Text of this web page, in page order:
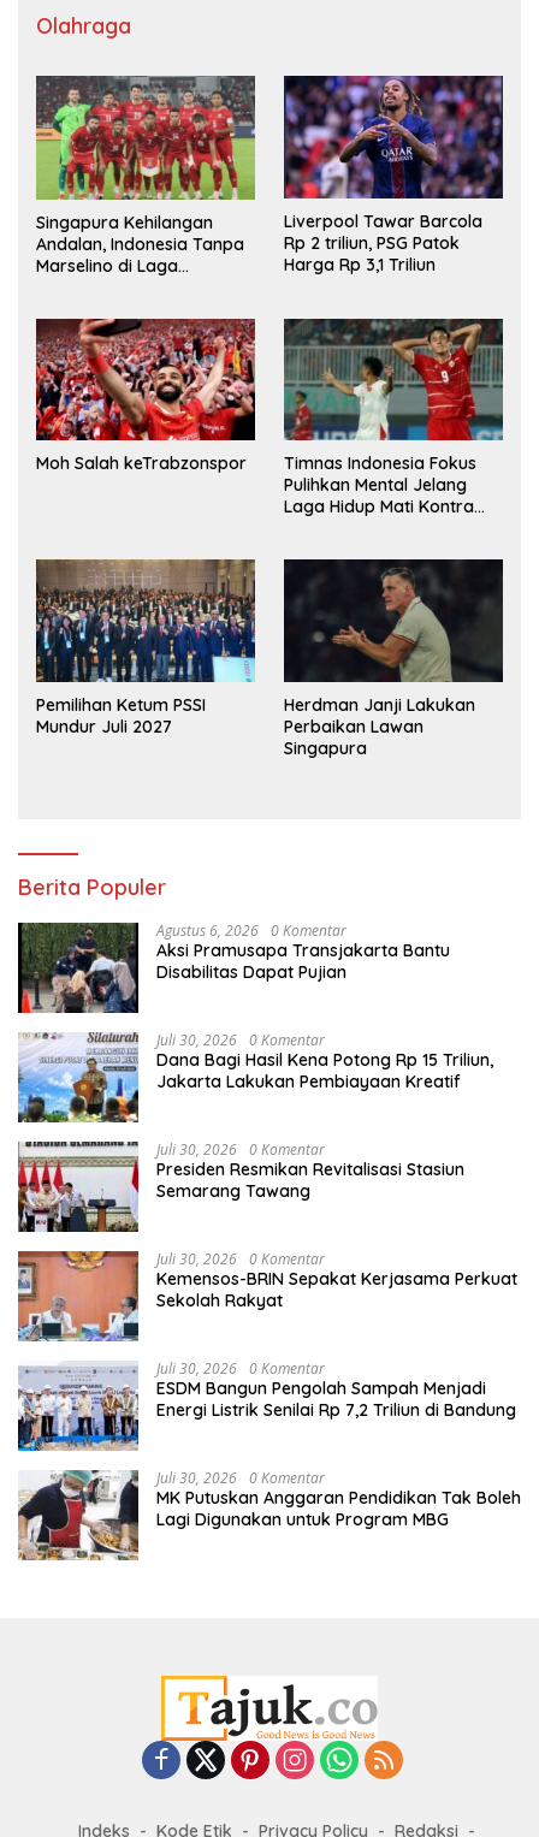
Olahraga
Singapura Kehilangan
Andalan, Indonesia Tanpa
Marselino di Laga
Liverpool Tawar Barcola
Rp 2 triliun, PSG Patok
Harga Rp 3,1 Triliun
Moh Salah keTrabzonspor
Timnas Indonesia Fokus
Pulihkan Mental Jelang
Laga Hidup Mati Kontra
Pemilihan Ketum PSSI
Mundur Juli 2027
Herdman Janji Lakukan
Perbaikan Lawan
Singapura
Berita Populer
Agustus 6, 2026 0 Komentar
Aksi Pramusapa Transjakarta Bantu
Disabilitas Dapat Pujian
Juli 30, 2026 0 Komentar
Dana Bagi Hasil Kena Potong Rp 15 Triliun,
Jakarta Lakukan Pembiayaan Kreatif
Juli 30, 2026 0 Komentar
Presiden Resmikan Revitalisasi Stasiun
Semarang Tawang
Juli 30, 2026 0 Komentar
Kemensos-BRIN Sepakat Kerjasama Perkuat
Sekolah Rakyat
Juli 30, 2026 0 Komentar
ESDM Bangun Pengolah Sampah Menjadi
Energi Listrik Senilai Rp 7,2 Triliun di Bandung
Juli 30, 2026 0 Komentar
MK Putuskan Anggaran Pendidikan Tak Boleh
Lagi Digunakan untuk Program MBG
Indeks Kode Etik Privacy Policy Redaksi